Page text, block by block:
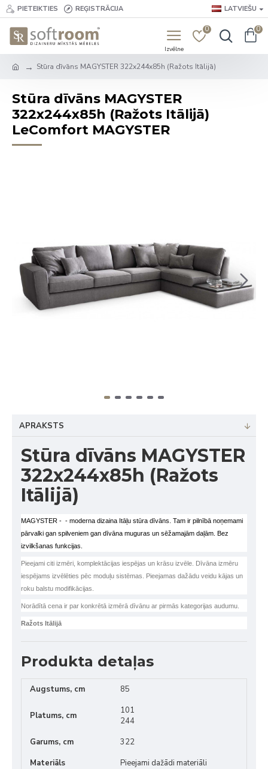
PIETEIKTIES REĢISTRĀCIJA LATVIEŠU
0 0
Stūra dīvāns MAGYSTER 322x244x85h (Ražots Itālijā)
Stūra dīvāns MAGYSTER
322x244x85h (Ražots Itālijā)
LeComfort MAGYSTER
APRAKSTS
Stūra dīvāns MAGYSTER
322x244x85h (Ražots
Itālijā)
MAGYSTER - - moderna dizaina Itāļu stūra dīvāns. Tam ir pilnībā noņemami
pārvalki gan spilveniem gan dīvāna muguras un sēžamajām daļām. Bez
izvilkšanas funkcijas.
Pieejami citi izmēri, komplektācijas iespējas un krāsu izvēle. Dīvāna izmēru
iespējams izvēlēties pēc moduļu sistēmas. Pieejamas dažādu veidu kājas un
roku balstu modifikācijas.
Norādītā cena ir par konkrētā izmērā dīvānu ar pirmās kategorijas audumu.
Ražots Itālijā
Produkta detaļas
Augstums, cm 85
Platums, cm
101
244
Garums, cm
322
Materiāls
Pieejami dažādi materiāli